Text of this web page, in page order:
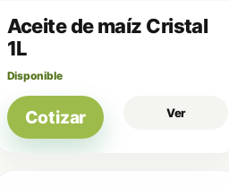
Aceite de maíz Cristal
1L
Disponible
Cotizar Ver